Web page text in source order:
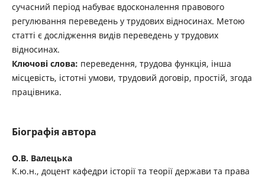
сучасний період набуває вдосконалення правового
регулювання переведень у трудових відносинах. Метою
статті є дослідження видів переведень у трудових
відносинах.
Ключові слова: переведення, трудова функція, інша
місцевість, істотні умови, трудовий договір, простій, згода
працівника.
Біографія автора
О.В. Валецька
К.ю.н., доцент кафедри історії та теорії держави та права